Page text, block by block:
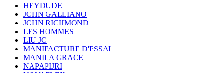
HEYDUDE
JOHN GALLIANO
JOHN RICHMOND
LES HOMMES
LIU JO
MANIFACTURE D'ESSAI
MANILA GRACE
NAPAPIJRI